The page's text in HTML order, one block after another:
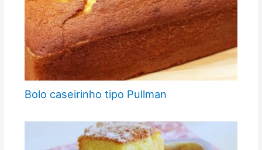
Bolo caseirinho tipo Pullman